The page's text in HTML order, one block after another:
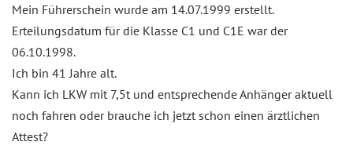
Mein Führerschein wurde am 14.07.1999 erstellt.
Erteilungsdatum für die Klasse C1 und C1E war der
06.10.1998.
Ich bin 41 Jahre alt.
Kann ich LKW mit 7,5t und entsprechende Anhänger aktuell
noch fahren oder brauche ich jetzt schon einen ärztlichen
Attest?